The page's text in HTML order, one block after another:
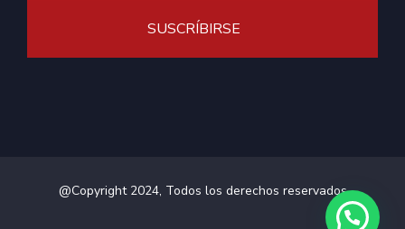
@Copyright 2024, Todos los derechos reservados